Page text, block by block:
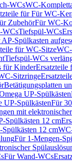
WCsWC-
für Für WC-
ZubehörFür WC-
WCsTiefspül-WCs
Spülkasten
für WC-Sitze
Tiefspül-WCs
für KinderErsatzteile
Sitzringe
Betätigungsplatten
UP-Spülkästen
UP-SpülkästenFür
mit
Spülkästen 12 cm
12 cm
Für 1-Mengen-
Für Wand-WCs